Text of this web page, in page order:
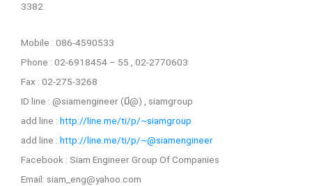
3382
Mobile : 086-4590533
Phone : 02-6918454 – 55 , 02-2770603
Fax : 02-275-3268
ID line : @siamengineer (มี@) , siamgroup
add line : http://line.me/ti/p/~siamgroup
add line : http://line.me/ti/p/~@siamengineer
Facebook : Siam Engineer Group Of Companies
Email: siam_eng@yahoo.com